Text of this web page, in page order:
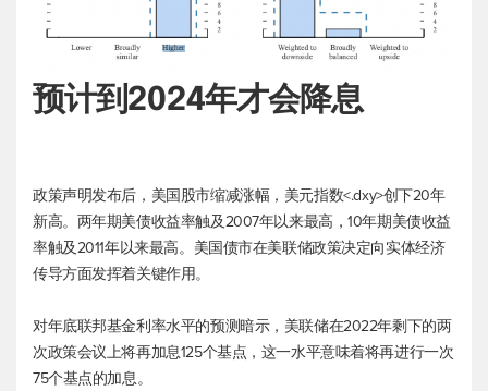
预计到2024年才会降息
政策声明发布后，美国股市缩减涨幅， 美元指数<.dxy>创下20年
新高。两年期美债收益率触及2007年以来最高，10年期美债收益
率触及2011年以来最高。美国债市在美联储政策决定向实体经济
传导方面发挥着关键作用。
对年底联邦基金利率水平的预测暗示，美联储在2022年剩下的两
次政策会议上将再加息125个基点，这一水平意味着将再进行一次
75个基点的加息。